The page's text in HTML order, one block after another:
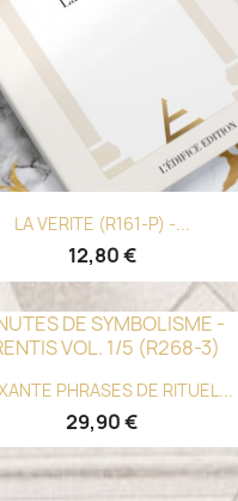
Aperçu rapide
LA VERITE (R161-P) -...
12,80 €
Aperçu rapide
PHRASES DE RITUEL...
29,90 €